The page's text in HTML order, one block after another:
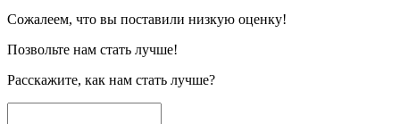
Сожалеем, что вы поставили низкую оценку!
Позвольте нам стать лучше!
Расскажите, как нам стать лучше?